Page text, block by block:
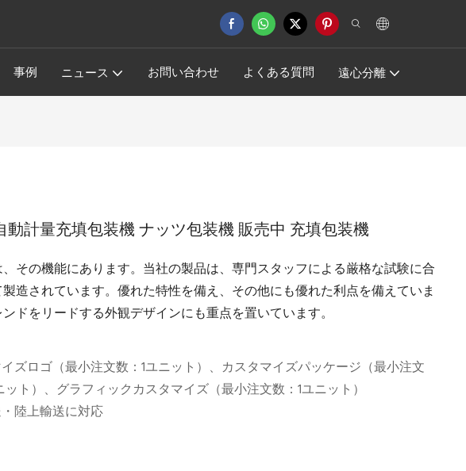
事例 ニュース お問い合わせ よくある質問 遠心分離
動計量充填包装機 ナッツ包装機 販売中 充填包装機
その機能にあります。当社の製品は、専門スタッフによる厳格な試験に合
造されています。優れた特性を備え、その他にも優れた利点を備えていま
ドをリードする外観デザインにも重点を置いています。
ズロゴ（最小注文数：1ユニット）、カスタマイズパッケージ（最小注文
ット）、グラフィックカスタマイズ（最小注文数：1ユニット）
陸上輸送に対応